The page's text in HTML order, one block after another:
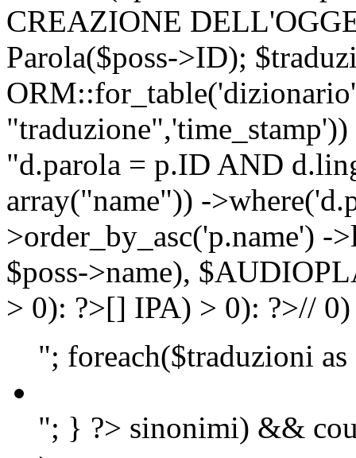
CREAZIONE
Parola($poss->ID);
"d.parola = p.ID AND
array("name")) -
>order_by_asc('p.name')
$poss->name),
> 0): ?>[] IPA) > 0): ?>//
"; foreach($traduzioni
"; } ?> sinonimi) &&